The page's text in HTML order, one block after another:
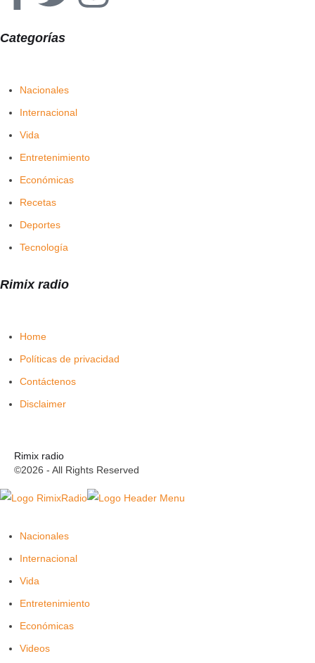
Rimix radio
Home
Políticas de privacidad
Contáctenos
Disclaimer
Categorías
Nacionales
Internacional
Vida
Entretenimiento
Económicas
Recetas
Deportes
Tecnología
Rimix radio
©2026 - All Rights Reserved
Nacionales
Internacional
Vida
Entretenimiento
Económicas
Videos